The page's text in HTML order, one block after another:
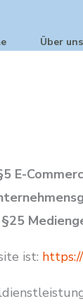
Über uns
E-
ist: